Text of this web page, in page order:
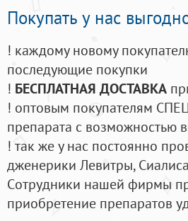
Покупать у нас
! каждому новому
последующие покупки
! БЕСПЛАТНАЯ ДОСТАВКА
! оптовым покупателям
препарата с возможностью
! так же у нас постоянно
дженерики Левитры,
Cотрудники нашей фирмы
приобретение препаратов